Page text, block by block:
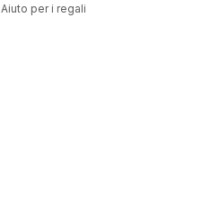
Aiuto per i regali